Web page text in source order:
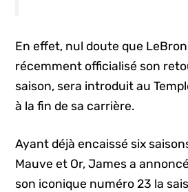
En effet, nul doute que
récemment officialisé son
saison, sera introduit au
à la fin de sa carrière.
Ayant déjà encaissé six
Mauve et Or, James a
son iconique numéro 23 la